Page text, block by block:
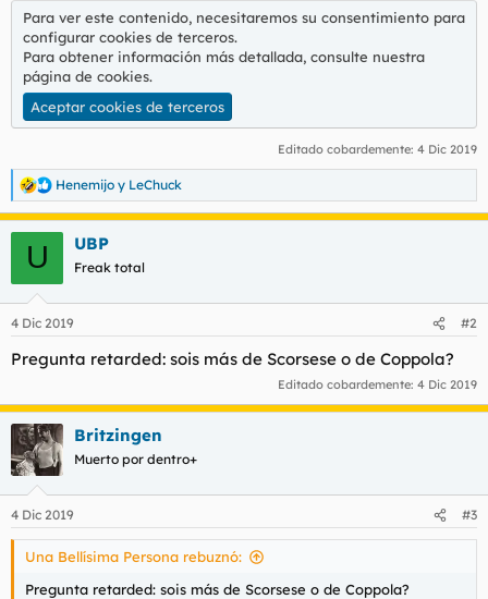
Para ver este contenido, necesitaremos su consentimiento para
configurar cookies de terceros.
Para obtener información más detallada, consulte nuestra
página de cookies.
Aceptar cookies de terceros
Editado cobardemente: 4 Dic 2019
R
e
a
e
:
Henemijo y LeChuck
U UBP
Freak total
4 Dic 2019 #2
Pregunta retarded: sois más de Scorsese o de Coppola?
Editado cobardemente: 4 Dic 2019
Britzingen
Muerto por dentro+
4 Dic 2019 #3
Una Bellísima Persona rebuznó:
Pregunta retarded: sois más de Scorsese o de Coppola?